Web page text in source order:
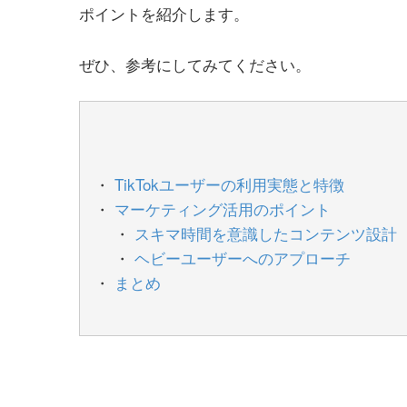
ポイントを紹介します。
ぜひ、参考にしてみてください。
TikTokユーザーの利用実態と特徴
マーケティング活用のポイント
スキマ時間を意識したコンテンツ設計
ヘビーユーザーへのアプローチ
まとめ